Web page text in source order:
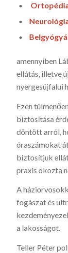
amennyiben
ellátás, illetve
nyergesújfalui
Ezen
biztosítása
döntött arról,
óraszámokat
biztosítjuk
praxis okozta
A
fogászat és
a lakosságot.
Teller Péter